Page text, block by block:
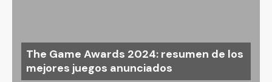
The Game Awards 2024: resumen de los
mejores juegos anunciados